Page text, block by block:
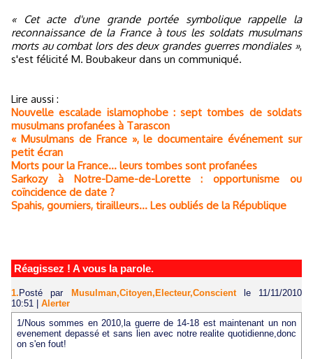
« Cet acte d'une grande portée symbolique rappelle la
reconnaissance de la France à tous les soldats musulmans
morts au combat lors des deux grandes guerres mondiales »,
s'est félicité M. Boubakeur dans un communiqué.
Lire aussi :
Nouvelle escalade islamophobe : sept tombes de soldats
musulmans profanées à Tarascon
« Musulmans de France », le documentaire événement sur
petit écran
Morts pour la France... leurs tombes sont profanées
Sarkozy à Notre-Dame-de-Lorette : opportunisme ou
coïncidence de date ?
Spahis, goumiers, tirailleurs... Les oubliés de la République
Réagissez ! A vous la parole.
1. Posté par Musulman,Citoyen,Electeur,Conscient
le 11/11/2010
10:51
Alerter
1/Nous sommes en 2010,la guerre de 14-18 est maintenant un non
evenement depassé et sans lien avec notre realite quotidienne,donc
on s'en fout!